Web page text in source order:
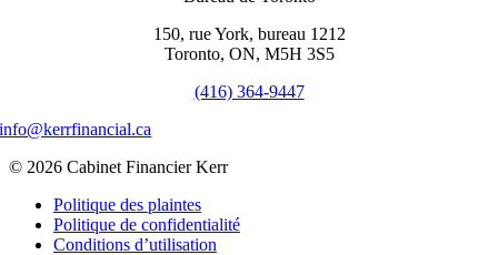
150, rue York, bureau 1212
Toronto, ON, M5H 3S5
(416) 364-9447
info@kerrfinancial.ca
© 2026 Cabinet Financier Kerr
Politique des plaintes
Politique de confidentialité
Conditions d’utilisation